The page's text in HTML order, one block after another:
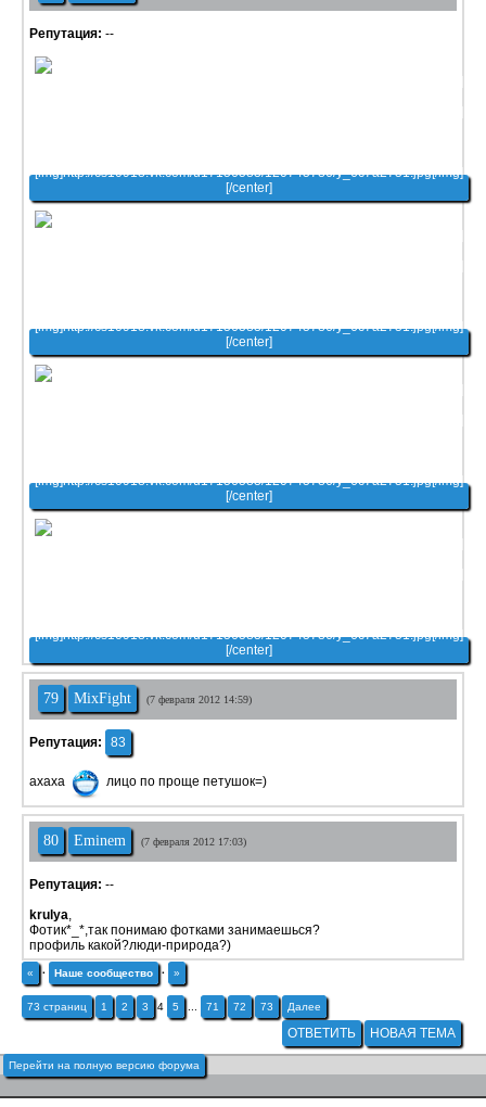
Репутация: --
79 MixFight (7 февраля 2012 14:59)
Репутация: 83
ахаха лицо по проще петушок=)
80 Eminem (7 февраля 2012 17:03)
Репутация: --
krulya,
Фотик*_*,так понимаю фотками занимаешься?
профиль какой?люди-природа?)
« · Наше сообщество · »
73 страниц 1 2 3 4 5 71 72 73 Далее
ОТВЕТИТЬ НОВАЯ ТЕМА
Перейти на полную версию форума